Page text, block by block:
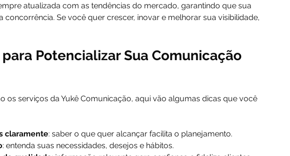
atualizada com as tendências do mercado, garantindo que sua
concorrência. Se você quer crescer, inovar e melhorar sua visibilidade,
Potencializar Sua Comunicação
os serviços da Yukê Comunicação, aqui vão algumas dicas que você
claramente: saber o que quer alcançar facilita o planejamento.
: entenda suas necessidades, desejos e hábitos.